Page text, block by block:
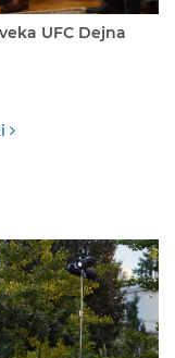
UFC Dejna